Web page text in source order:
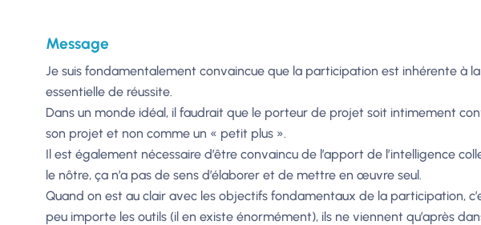
Message
Je suis fondamentalement convaincue que la participation est inhérente à
essentielle de réussite.
Dans un monde idéal, il faudrait que le porteur de projet soit intimement
son projet et non comme un « petit plus ».
Il est également nécessaire d’être convaincu de l’apport de l’intelligence
le nôtre, ça n’a pas de sens d’élaborer et de mettre en œuvre seul.
Quand on est au clair avec les objectifs fondamentaux de la participation,
peu importe les outils (il en existe énormément), ils ne viennent qu’après